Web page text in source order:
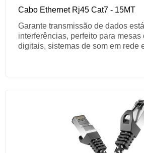
Cabo Ethernet Rj45 Cat7 - 15MT
Garante transmissão de dados
interferências, perfeito para mesas
digitais, sistemas de som em rede